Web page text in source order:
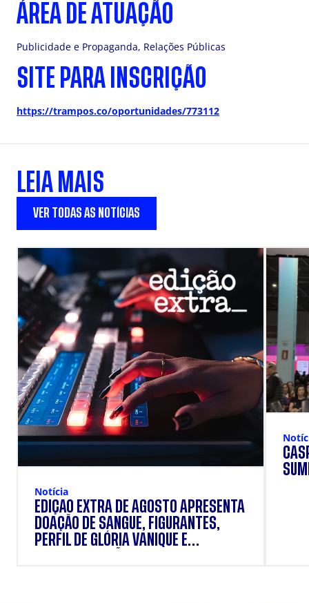
ÁREA DE ATUAÇÃO
Publicidade e Propaganda, Relações Públicas
SITE PARA INSCRIÇÃO
https://trampos.co/oportunidades/773112
LEIA MAIS
VER TODAS AS NOTÍCIAS
Notícia
EDIÇÃO EXTRA DE AGOSTO APRESENTA
DOAÇÃO DE SANGUE, FIGURANTES,
PERFIL DE GLÓRIA VANIQUE E